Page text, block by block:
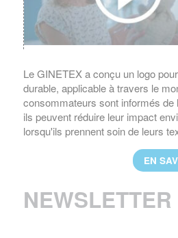
EN
UN NOUVEAU PRESIDENT
M. Thomas Lange, de
GermanFashion, a été nommé
GINETEX pour 2 ans à
1er janvier 2023.
EN
RESULTATS DU 3ème
Les considérations
au cœur des nouvelles
Le GINETEX a conçu un logo
durable, applicable à travers le
consommateurs sont informés de
ils peuvent réduire leur impact
lorsqu'ils prennent soin de leurs
EN
NEWSLETTER